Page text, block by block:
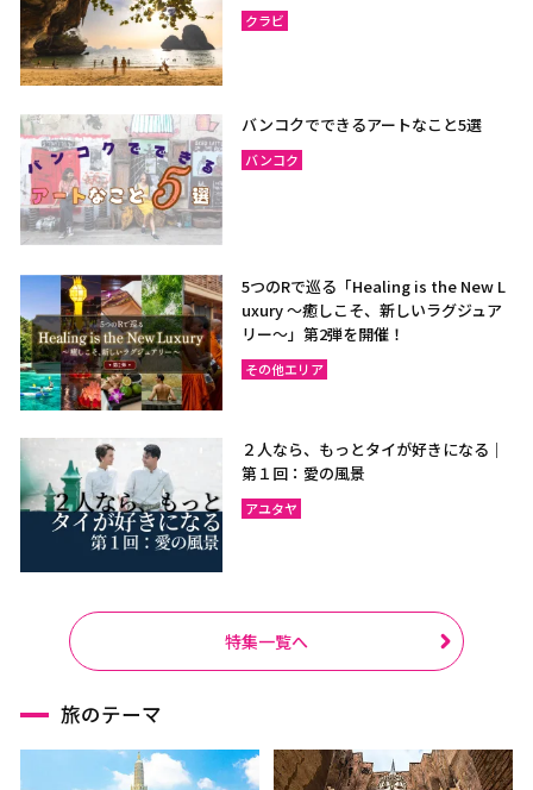
クラビ
バンコクでできるアートなこと5選
バンコク
5つのRで巡る「Healing is the New L
uxury ～癒しこそ、新しいラグジュア
リー〜」第2弾を開催！
その他エリア
２人なら、もっとタイが好きになる｜
第１回：愛の風景
アユタヤ
特集一覧へ
旅のテーマ